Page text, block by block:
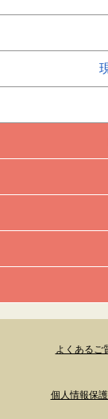
よくあるご
個人情報保